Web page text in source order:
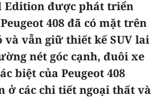
Edition được phát triển
408 đã có mặt trên
vẫn giữ thiết kế SUV lai
nét góc cạnh, đuôi xe
biệt của Peugeot 408
ở các chi tiết ngoại thất và